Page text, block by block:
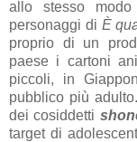
allo stesso
personaggi di È
proprio di un
paese i cartoni
piccoli, in
pubblico più
dei cosiddetti
target di